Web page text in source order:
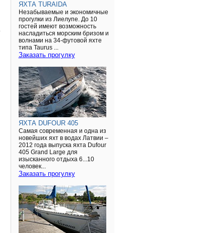
ЯХТА TURAIDA
Незабываемые и экономичные
прогулки из Лиелупе. До 10
гостей имеют возможность
насладиться морским бризом и
волнами на 34-футовой яхте
типа Taurus ...
Заказать прогулку
ЯХТА DUFOUR 405
Самая современная и одна из
новейших яхт в водах Латвии –
2012 года выпуска яхта Dufour
405 Grand Large для
изысканного отдыха 6...10
человек...
Заказать прогулку